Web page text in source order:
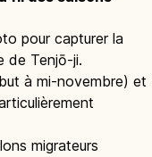
pour capturer la
de Tenjō-ji.
à mi-novembre) et
migrateurs